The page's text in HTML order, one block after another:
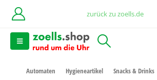
zurück zu zoells.de
Automaten Hygieneartikel Snacks & Drinks